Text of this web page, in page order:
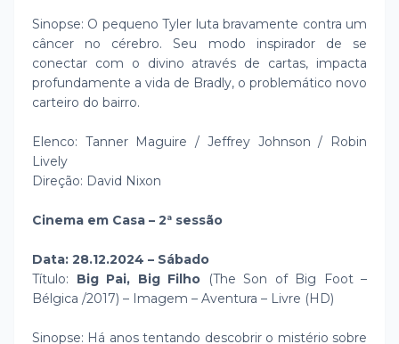
Sinopse: O pequeno Tyler luta bravamente contra um
câncer no cérebro. Seu modo inspirador de se
conectar com o divino através de cartas, impacta
profundamente a vida de Bradly, o problemático novo
carteiro do bairro.
Elenco: Tanner Maguire / Jeffrey Johnson / Robin
Lively
Direção: David Nixon
Cinema em Casa – 2ª sessão
Data: 28.12.2024 – Sábado
Título: Big Pai, Big Filho
(The Son of Big Foot –
Bélgica /2017) – Imagem – Aventura – Livre (HD)
Sinopse: Há anos tentando descobrir o mistério sobre